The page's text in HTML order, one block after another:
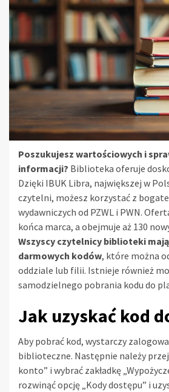
Poszukujesz wartościowych i
informacji? Biblioteka oferuje
Dzięki IBUK Libra, największej w
czytelni, możesz korzystać z
wydawniczych od PZWL i PWN.
końca marca, a obejmuje aż 130
Wszyscy czytelnicy biblioteki
darmowych kodów, które można
oddziale lub filii. Istnieje również
samodzielnego pobrania kodu do
Jak uzyskać kod
Aby pobrać kod, wystarczy
biblioteczne. Następnie należy
konto” i wybrać zakładkę
rozwinąć opcję „Kody dostępu” i